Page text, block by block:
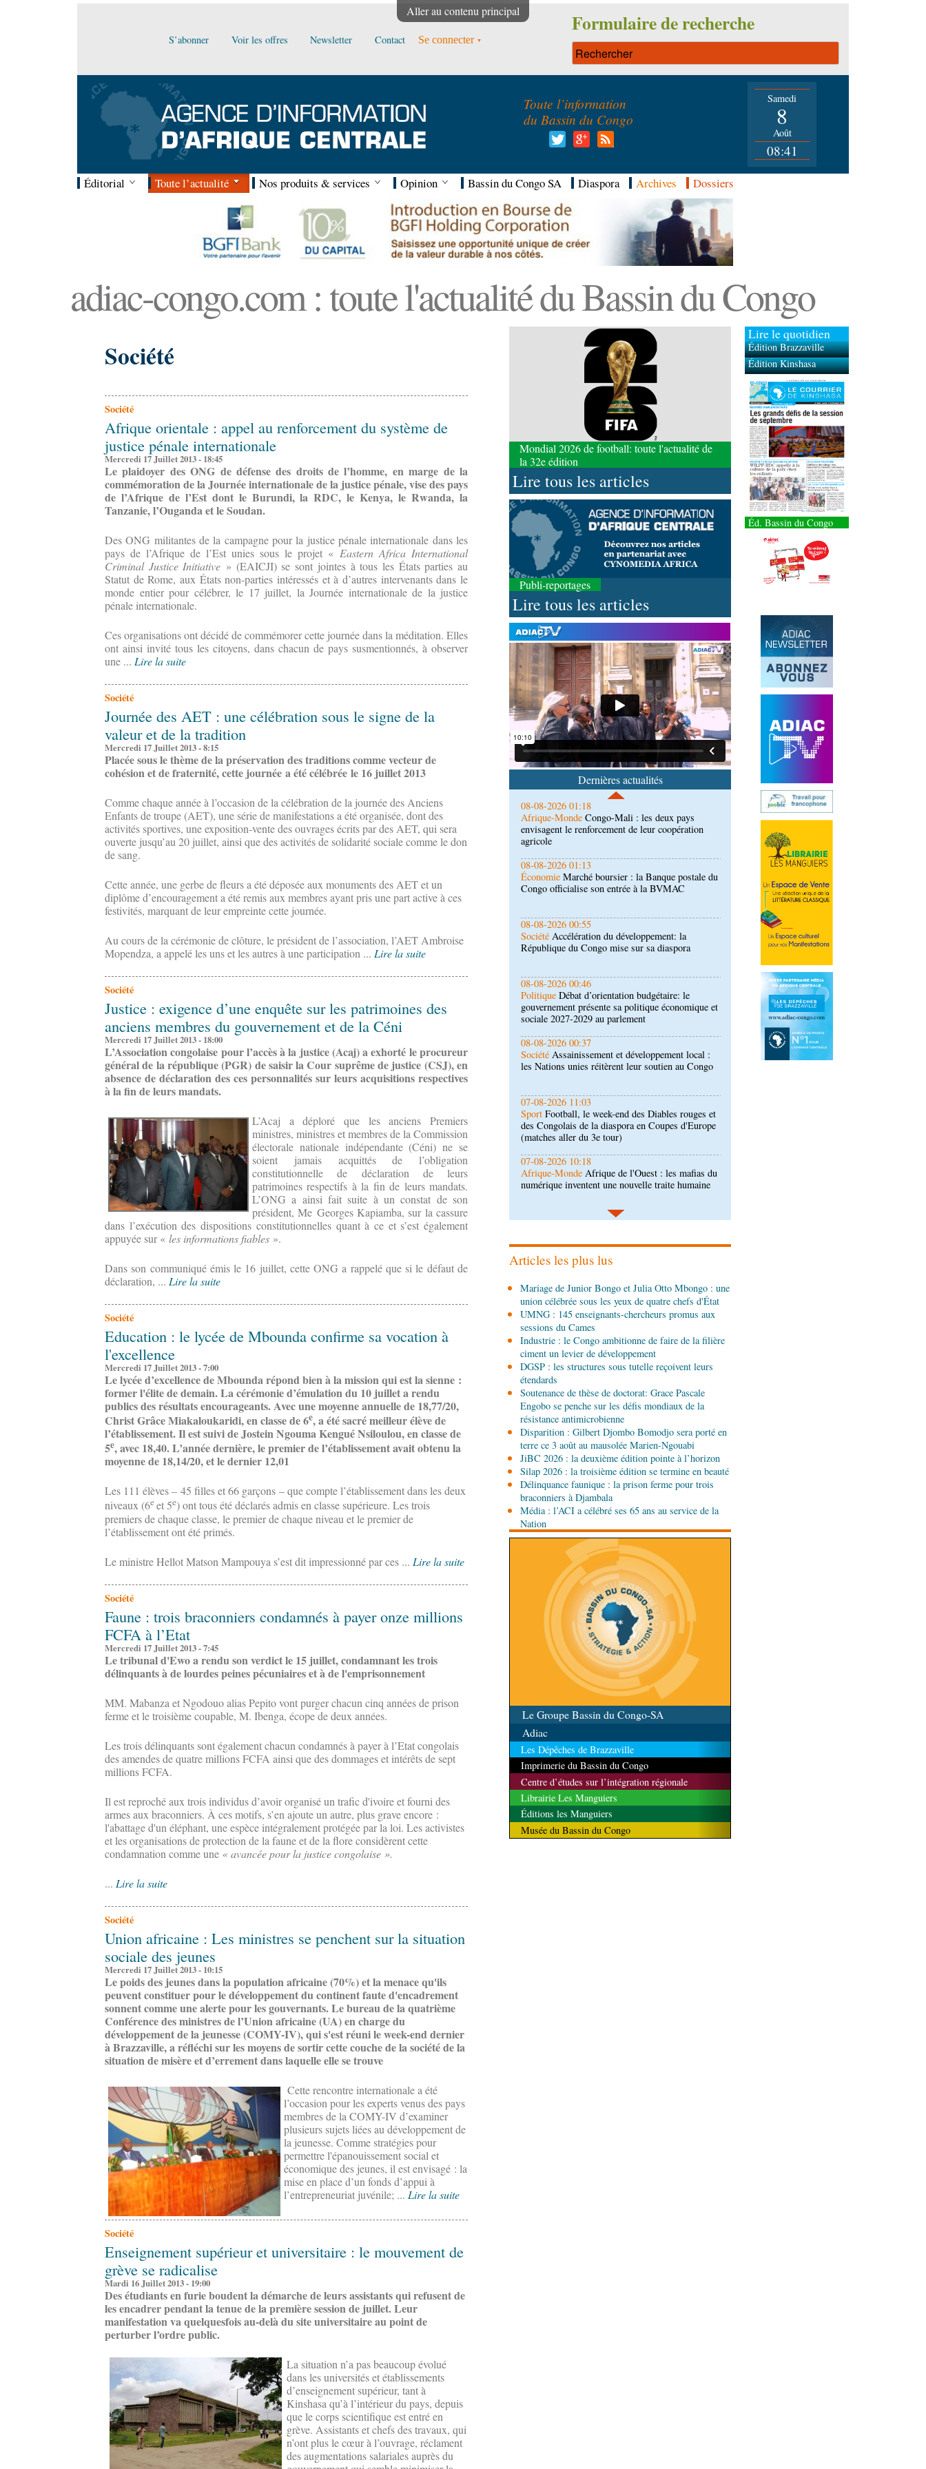
Aller au contenu principal
S’abonner Voir les offres Newsletter Contact Se connecter
Formulaire de recherche
Toute l’information
du Bassin du Congo
Samedi
8
Août
08:41
Éditorial Toute l’actualité Nos produits & services Opinion Bassin du Congo SA Diaspora Archives Dossiers
adiac-congo.com : toute l'actualité du Bassin du Congo
Société
Société
Afrique orientale : appel au renforcement du système de
justice pénale internationale
Mercredi 17 Juillet 2013 - 18:45
Le plaidoyer des ONG de défense des droits de l’homme, en marge de la
commémoration de la Journée internationale de la justice pénale, vise des pays
de l’Afrique de l’Est dont le Burundi, la RDC, le Kenya, le Rwanda, la
Tanzanie, l’Ouganda et le Soudan.
Des ONG militantes de la campagne pour la justice pénale internationale dans les
pays de l’Afrique de l’Est unies sous le projet « Eastern Africa International
Criminal Justice Initiative » (EAICJI) se sont jointes à tous les États parties au
Statut de Rome, aux États non-parties intéressés et à d’autres intervenants dans le
monde entier pour célébrer, le 17 juillet, la Journée internationale de la justice
pénale internationale.
Ces organisations ont décidé de commémorer cette journée dans la méditation. Elles
ont ainsi invité tous les citoyens, dans chacun de pays susmentionnés, à observer
une ... Lire la suite
Société
Journée des AET : une célébration sous le signe de la
valeur et de la tradition
Mercredi 17 Juillet 2013 - 8:15
Placée sous le thème de la préservation des traditions comme vecteur de
cohésion et de fraternité, cette journée a été célébrée le 16 juillet 2013
Comme chaque année à l’occasion de la célébration de la journée des Anciens
Enfants de troupe (AET), une série de manifestations a été organisée, dont des
activités sportives, une exposition-vente des ouvrages écrits par des AET, qui sera
ouverte jusqu’au 20 juillet, ainsi que des activités de solidarité sociale comme le don
de sang.
Cette année, une gerbe de fleurs a été déposée aux monuments des AET et un
diplôme d’encouragement a été remis aux membres ayant pris une part active à ces
festivités, marquant de leur empreinte cette journée.
Au cours de la cérémonie de clôture, le président de l’association, l’AET Ambroise
Mopendza, a appelé les uns et les autres à une participation ... Lire la suite
Société
Justice : exigence d’une enquête sur les patrimoines des
anciens membres du gouvernement et de la Céni
Mercredi 17 Juillet 2013 - 18:00
L’Association congolaise pour l’accès à la justice (Acaj) a exhorté le procureur
général de la république (PGR) de saisir la Cour suprême de justice (CSJ), en
absence de déclaration des ces personnalités sur leurs acquisitions respectives
à la fin de leurs mandats.
L’Acaj a déploré que les anciens Premiers
ministres, ministres et membres de la Commission
électorale nationale indépendante (Céni) ne se
soient jamais acquittés de l’obligation
constitutionnelle de déclaration de leurs
patrimoines respectifs à la fin de leurs mandats.
L’ONG a ainsi fait suite à un constat de son
président, Me Georges Kapiamba, sur la cassure
dans l’exécution des dispositions constitutionnelles quant à ce et s’est également
appuyée sur « les informations fiables ».
Dans son communiqué émis le 16 juillet, cette ONG a rappelé que si le défaut de
déclaration, ... Lire la suite
Société
Education : le lycée de Mbounda confirme sa vocation à
l'excellence
Mercredi 17 Juillet 2013 - 7:00
Le lycée d’excellence de Mbounda répond bien à la mission qui est la sienne :
former l'élite de demain. La cérémonie d’émulation du 10 juillet a rendu
publics des résultats encourageants. Avec une moyenne annuelle de 18,77/20,
Christ Grâce Miakaloukaridi, en classe de 6e,a été sacré meilleur élève de
l’établissement. Il est suivi de Jostein Ngouma Kengué Nsiloulou, en classe de
5e, avec 18,40. L’année dernière, le premier de l’établissement avait obtenu la
moyenne de 18,14/20, et le dernier 12,01
Les 111 élèves – 45 filles et 66 garçons – que compte l’établissement dans les deux
niveaux (6eet 5e) ont tous été déclarés admis en classe supérieure. Les trois
premiers de chaque classe, le premier de chaque niveau et le premier de
l’établissement ont été primés.
Le ministre Hellot Matson Mampouya s’est dit impressionné par ces ... Lire la suite
Société
Faune : trois braconniers condamnés à payer onze millions
FCFA à l’Etat
Mercredi 17 Juillet 2013 - 7:45
Le tribunal d'Ewo a rendu son verdict le 15 juillet, condamnant les trois
délinquants à de lourdes peines pécuniaires et à de l'emprisonnement
MM. Mabanza et Ngodouo alias Pepito vont purger chacun cinq années de prison
ferme et le troisième coupable, M. Ibenga, écope de deux années.
Les trois délinquants sont également chacun condamnés à payer à l’Etat congolais
des amendes de quatre millions FCFA ainsi que des dommages et intérêts de sept
millions FCFA.
Il est reproché aux trois individus d’avoir organisé un trafic d'ivoire et fourni des
armes aux braconniers. À ces motifs, s’en ajoute un autre, plus grave encore :
l'abattage d'un éléphant, une espèce intégralement protégée par la loi. Les activistes
et les organisations de protection de la faune et de la flore considèrent cette
condamnation comme une « avancée pour la justice congolaise ».
... Lire la suite
Société
Union africaine : Les ministres se penchent sur la situation
sociale des jeunes
Mercredi 17 Juillet 2013 - 10:15
Le poids des jeunes dans la population africaine (70%) et la menace qu'ils
peuvent constituer pour le développement du continent faute d'encadrement
sonnent comme une alerte pour les gouvernants. Le bureau de la quatrième
Conférence des ministres de l’Union africaine (UA) en charge du
développement de la jeunesse (COMY-IV), qui s'est réuni le week-end dernier
à Brazzaville, a réfléchi sur les moyens de sortir cette couche de la société de la
situation de misère et d’errement dans laquelle elle se trouve
Cette rencontre internationale a été
l’occasion pour les experts venus des pays
membres de la COMY-IV d’examiner
plusieurs sujets liées au développement de
la jeunesse. Comme stratégies pour
permettre l'épanouissement social et
économique des jeunes, il est envisagé : la
mise en place d’un fonds d’appui à
l’entrepreneuriat juvénile; ... Lire la suite
Société
Enseignement supérieur et universitaire : le mouvement de
grève se radicalise
Mardi 16 Juillet 2013 - 19:00
Des étudiants en furie boudent la démarche de leurs assistants qui refusent de
les encadrer pendant la tenue de la première session de juillet. Leur
manifestation va quelquesfois au-delà du site universitaire au point de
perturber l’ordre public.
La situation n’a pas beaucoup évolué
dans les universités et établissements
d’enseignement supérieur, tant à
Kinshasa qu’à l’intérieur du pays, depuis
que le corps scientifique est entré en
grève. Assistants et chefs des travaux, qui
n’ont plus le cœur à l’ouvrage, réclament
des augmentations salariales auprès du
Mondial 2026 de football: toute l'actualité de
la 32e édition
Lire tous les articles
Publi-reportages
Lire tous les articles
Dernières actualités
08-08-2026 01:25
EnvironnementForêts : des techniciens formés à
l'utilisation d'un logiciel d'évaluation des
émissions
08-08-2026 01:18
envisagent le renforcement de leur coopération
08-08-2026 01:13
ÉconomieMarché boursier : la Banque postale du
Congo officialise son entrée à la BVMAC
08-08-2026 00:55
SociétéAccélération du développement: la
République du Congo mise sur sa diaspora
08-08-2026 00:46
PolitiqueDébat d’orientation budgétaire: le
gouvernement présente sa politique économique et
08-08-2026 00:37
SociétéAssainissement et développement local :
les Nations unies réitèrent leur soutien au Congo
07-08-2026 11:03
SportFootball, le week-end des Diables rouges et
des Congolais de la diaspora en Coupes d'Europe
07-08-2026 10:18
Afrique-MondeAfrique de l'Ouest : les mafias du
numérique inventent une nouvelle traite humaine
07-08-2026 10:10
SportNzango: Sylvie Malonga élue présidente du
bureau exécutif d’Afis sport Pointe-Noire
06-08-2026 16:30
l'étranger à Brazzaville
ÉconomieAgriculture : Denis Sassou N'Guesso
lance la deuxième édition de la Grande foire
agricole du Congo
06-08-2026 15:10
SociétéUMNG : 145 enseignants-chercheurs
promus aux sessions du Cames
06-08-2026 15:00
Société Projet PSIPJ : des formateurs en
apprentissage
06-08-2026 15:00
Art-Culture-Média9e Grande rentrée littéraire de
Kinshasa : le Congo à l'honneur
06-08-2026 15:00
ÉconomieDeuxième édition de la Gfac : le défi
d’offrir à la nation des produits alimentaires de
Articles les plus lus
Mariage de Junior Bongo et Julia Otto Mbongo : une
union célébrée sous les yeux de quatre chefs d'État
UMNG : 145 enseignants-chercheurs promus aux
sessions du Cames
Industrie : le Congo ambitionne de faire de la filière
ciment un levier de développement
DGSP : les structures sous tutelle reçoivent leurs
étendards
Soutenance de thèse de doctorat: Grace Pascale
Engobo se penche sur les défis mondiaux de la
résistance antimicrobienne
Disparition : Gilbert Djombo Bomodjo sera porté en
terre ce 3 août au mausolée Marien-Ngouabi
JiBC 2026 : la deuxième édition pointe à l’horizon
Silap 2026 : la troisième édition se termine en beauté
Délinquance faunique : la prison ferme pour trois
braconniers à Djambala
Média : l’ACI a célébré ses 65 ans au service de la
Nation
Le Groupe Bassin du Congo-SA
Adiac
Les Dépêches de Brazzaville
Imprimerie du Bassin du Congo
Centre d’études sur l’intégration régionale
Librairie Les Manguiers
Éditions les Manguiers
Musée du Bassin du Congo
Lire le quotidien
Édition Brazzaville
Édition Kinshasa
Éd. Bassin du Congo